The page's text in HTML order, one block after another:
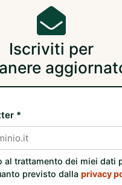
Iscriviti per
*
al trattamento dei miei dati
previsto dalla privacy